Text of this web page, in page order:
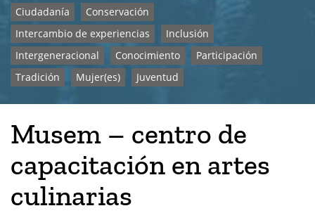
Ciudadanía
Conservación
Intercambio de experiencias
Inclusión
Intergeneracional
Conocimiento
Participación
Tradición
Mujer(es) Juventud
Musem – centro de
capacitación en artes
culinarias